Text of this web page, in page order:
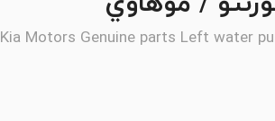
Kia Motors Genuine parts Left water